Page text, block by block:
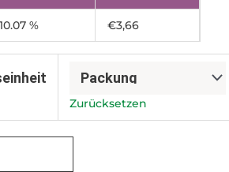
10.07 % €3,66
Zurücksetzen